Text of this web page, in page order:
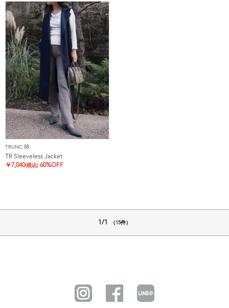
TRUNC 88
TR Sleeveless Jacket
￥ 7,040(税込) 60%OFF
1/1 （15件）